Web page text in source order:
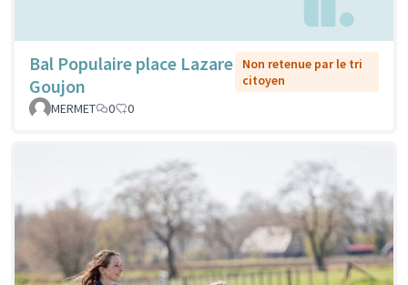
Bal Populaire place Lazare
Goujon
Non retenue par le tri
citoyen
MERMET
0 0